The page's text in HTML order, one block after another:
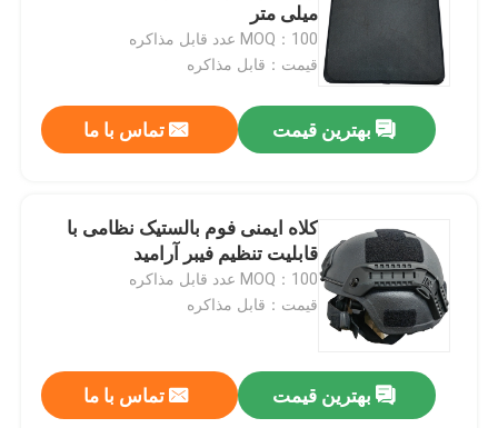
صفحه اصلی
درباره ما
تور کارخانه
کنترل کیفیت
میلی متر
MOQ：100 عدد قابل مذاکره
قیمت：قابل مذاکره
بهترین قیمت تماس با ما
کلاه ایمنی فوم بالستیک نظامی با
قابلیت تنظیم فیبر آرامید
MOQ：100 عدد قابل مذاکره
قیمت：قابل مذاکره
بهترین قیمت تماس با ما